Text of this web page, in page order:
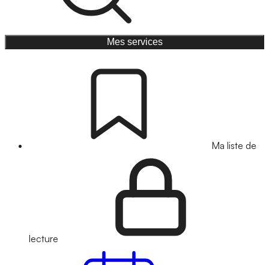
Mes services
Ma liste de
lecture